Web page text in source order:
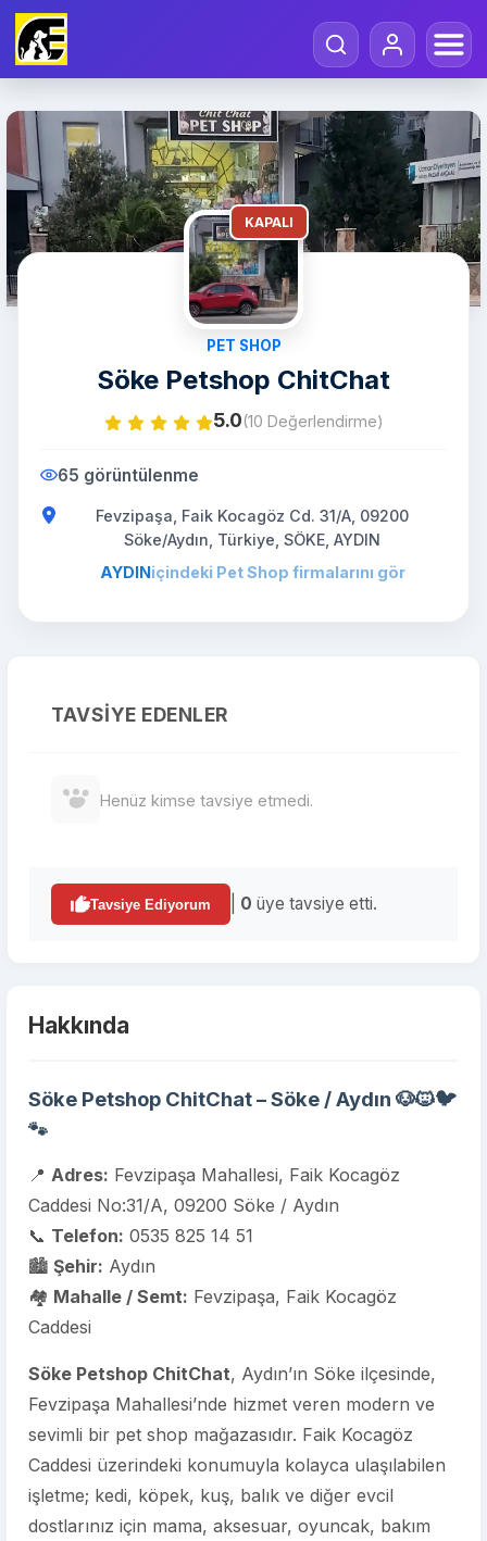
KAPALI
PET SHOP
Söke Petshop ChitChat
5.0(10 Değerlendirme)
65 görüntülenme
Fevzipaşa, Faik Kocagöz Cd. 31/A, 09200
Söke/Aydın, Türkiye, SÖKE, AYDIN
AYDINiçindeki Pet Shop firmalarını gör
TAVSIYE EDENLER
Henüz kimse tavsiye etmedi.
Tavsiye Ediyorum 0 üye tavsiye etti.
Hakkında
Söke Petshop ChitChat – Söke / Aydın 🐶🐱🐦
🐾
📍 Adres: Fevzipaşa Mahallesi, Faik Kocagöz
Caddesi No:31/A, 09200 Söke / Aydın
📞 Telefon: 0535 825 14 51
🏙️ Şehir: Aydın
🏘️ Mahalle / Semt: Fevzipaşa, Faik Kocagöz
Caddesi
Söke Petshop ChitChat, Aydın’ın Söke ilçesinde,
Fevzipaşa Mahallesi’nde hizmet veren modern ve
sevimli bir pet shop mağazasıdır. Faik Kocagöz
Caddesi üzerindeki konumuyla kolayca ulaşılabilen
işletme; kedi, köpek, kuş, balık ve diğer evcil
dostlarınız için mama, aksesuar, oyuncak, bakım